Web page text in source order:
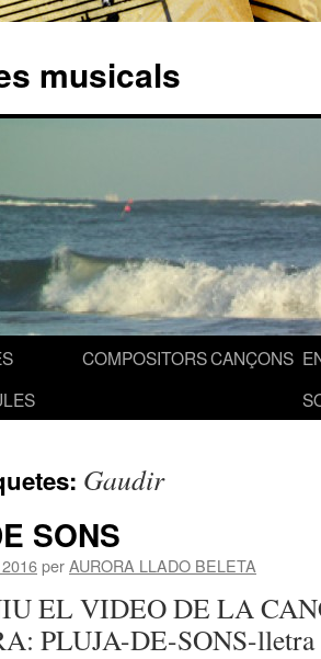
musicals
COMPOSITORSCANÇONS
Gaudir
SONS
perAURORA LLADO BELETA
EL VIDEO DE LA
PLUJA-DE-SONS-lletra